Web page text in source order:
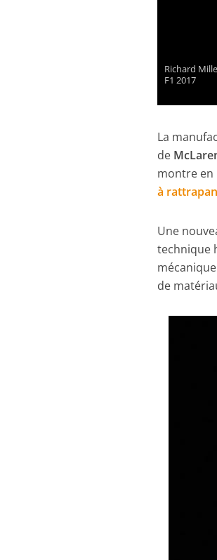
Richard
F1 2017
La
de
montre en
à
Une
technique
de